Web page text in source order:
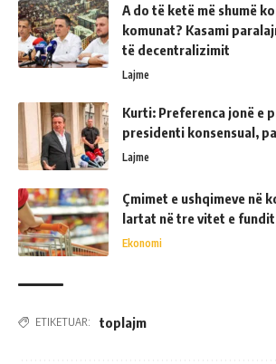
A do të ketë më shumë
komunat? Kasami
të decentralizimit
Lajme
Kurti: Preferenca jonë e
presidenti konsensual,
Lajme
Çmimet e ushqimeve në
lartat në tre vitet e fundit
Ekonomi
ETIKETUAR: toplajm